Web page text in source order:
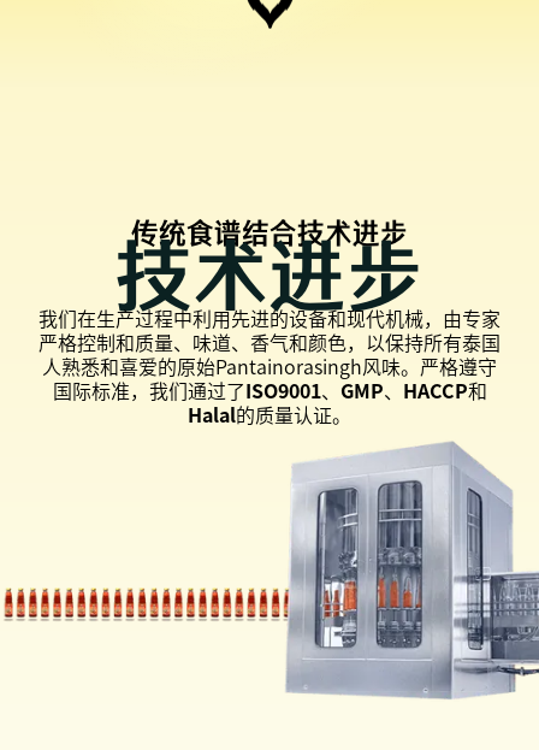
传统食谱结合技术进步
技术进步
我们在生产过程中利用先进的设备和现代机械，由专家
严格控制和质量、味道、香气和颜色，以保持所有泰国
人熟悉和喜爱的原始Pantainorasingh风味。严格遵守
国际标准，我们通过了ISO9001、 GMP、 HACCP和
Halal的质量认证。